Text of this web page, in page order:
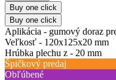
Buy one click
Buy one click
Aplikácia - gumový doraz
Veľkosť - 120x125x20 mm
Hrúbka plechu z - 20 mm
Špičkový predaj
Obľúbené